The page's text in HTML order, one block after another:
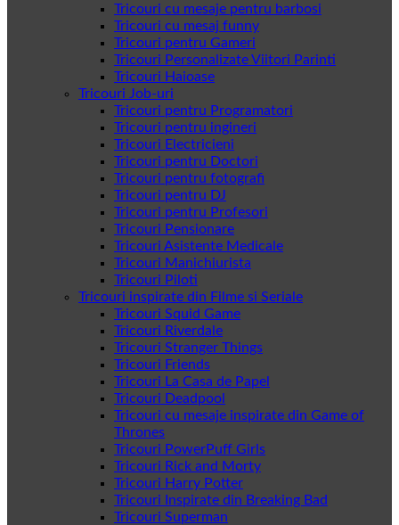
Tricouri cu mesaje pentru barbosi
Tricouri cu mesaj funny
Tricouri pentru Gameri
Tricouri Personalizate Viitori Parinti
Tricouri Haioase
Tricouri Job-uri
Tricouri pentru Programatori
Tricouri pentru ingineri
Tricouri Electricieni
Tricouri pentru Doctori
Tricouri pentru fotografi
Tricouri pentru DJ
Tricouri pentru Profesori
Tricouri Pensionare
Tricouri Asistente Medicale
Tricouri Manichiurista
Tricouri Piloti
Tricouri inspirate din Filme si Seriale
Tricouri Squid Game
Tricouri Riverdale
Tricouri Stranger Things
Tricouri Friends
Tricouri La Casa de Papel
Tricouri Deadpool
Tricouri cu mesaje inspirate din Game of
Thrones
Tricouri PowerPuff Girls
Tricouri Rick and Morty
Tricouri Harry Potter
Tricouri Inspirate din Breaking Bad
Tricouri Superman